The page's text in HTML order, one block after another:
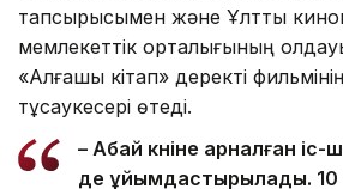
тапсырысымен және Ұлттық
мемлекеттік орталығының
«Алғашқы кітап» деректі
тұсаукесері өтеді.
– Абай күніне арналған
де ұйымдастырылады.